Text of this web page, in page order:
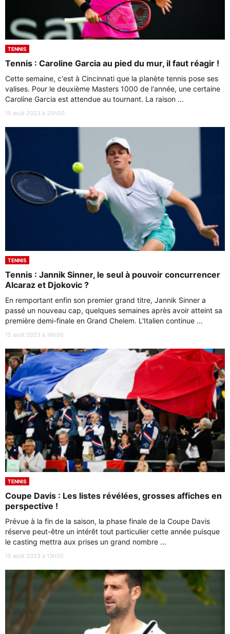
TENNIS
Tennis : Caroline Garcia au pied du mur, il faut réagir !
Cette semaine, c'est à Cincinnati que la planète tennis pose ses
valises. Pour le deuxième Masters 1000 de l'année, une certaine
Caroline Garcia est attendue au tournant. La raison ...
15 août 2023 à 20h50
TENNIS
Tennis : Jannik Sinner, le seul à pouvoir concurrencer
Alcaraz et Djokovic ?
En remportant enfin son premier grand titre, Jannik Sinner a
passé un nouveau cap, quelques semaines après avoir atteint sa
première demi-finale en Grand Chelem. L'Italien continue ...
15 août 2023 à 18h50
TENNIS
Coupe Davis : Les listes révélées, grosses affiches en
perspective !
Prévue à la fin de la saison, la phase finale de la Coupe Davis
réserve peut-être un intérêt tout particulier cette année puisque
le casting mettra aux prises un grand nombre ...
15 août 2023 à 13h50